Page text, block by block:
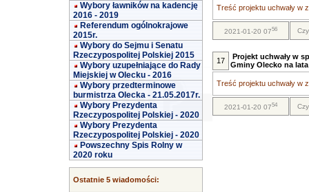
Wybory ławników na kadencję
2016 - 2019
Referendum ogólnokrajowe
2015r.
Wybory do Sejmu i Senatu
Rzeczypospolitej Polskiej 2015
Wybory uzupełniające do Rady
Miejskiej w Olecku - 2016
Wybory przedterminowe
burmistrza Olecka - 21.05.2017r.
Wybory Prezydenta
Rzeczypospolitej Polskiej - 2020
Wybory Prezydenta
Rzeczypospolitej Polskiej - 2020
Powszechny Spis Rolny w
2020 roku
Ostatnie 5 wiadomości:
Treść projektu uchwały w
2021-01-20 0756
17
Projekt uchwały w
Gminy Olecko na lata
Treść projektu uchwały w
2021-01-20 0754